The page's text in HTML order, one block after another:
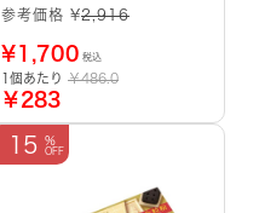
参考価格 ¥2,916
¥1,700 税込
1個あたり ￥486.0
￥283
15